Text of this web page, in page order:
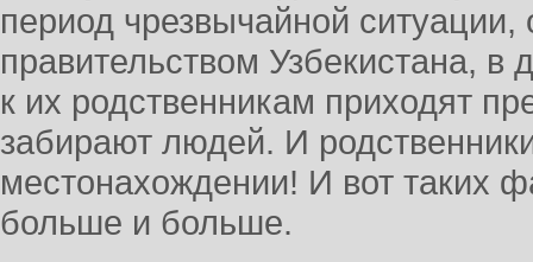
период чрезвычайной ситуации,
правительством Узбекистана, в
к их родственникам приходят
забирают людей. И
местонахождении! И вот таких
больше и больше.